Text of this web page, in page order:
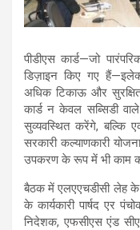
पीडीएस कार्ड—जो
डिज़ाइन किए गए
अधिक टिकाऊ और
कार्ड न केवल सब्सिडी
सुव्यवस्थित करेंगे, बल्कि
सरकारी कल्याणकारी
उपकरण के रूप में भी काम
बैठक में एलएएचडीसी लेह के
के कार्यकारी पार्षद एर
निदेशक, एफसीएस एंड सीए,